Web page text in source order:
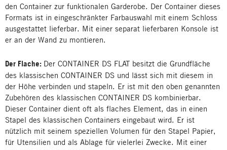
den Container zur funktionalen Garderobe. Der Container dieses
Formats ist in eingeschränkter Farbauswahl mit einem Schloss
ausgestattet lieferbar. Mit einer separat lieferbaren Konsole ist
er an der Wand zu montieren.
Der Flache: Der CONTAINER DS FLAT besitzt die Grundfläche
des klassischen CONTAINER DS und lässt sich mit diesem in
der Höhe verbinden und stapeln. Er ist mit den oben genannten
Zubehören des klassischen CONTAINER DS kombinierbar.
Dieser Container dient oft als flaches Element, das in einen
Stapel des klassischen Containers eingebaut wird. Er ist
nützlich mit seinem speziellen Volumen für den Stapel Papier,
für Utensilien und als Ablage für vielerlei Zwecke. Mit einer